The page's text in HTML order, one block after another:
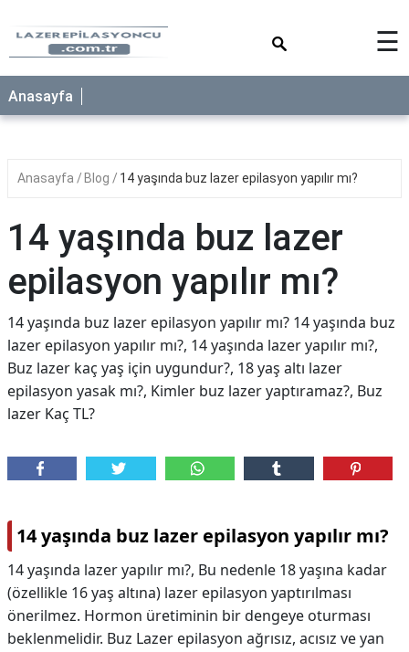
☰
Anasayfa
Anasayfa Blog 14 yaşında buz lazer epilasyon yapılır mı?
14 yaşında buz lazer
epilasyon yapılır mı?
14 yaşında buz lazer epilasyon yapılır mı? 14 yaşında buz
lazer epilasyon yapılır mı?, 14 yaşında lazer yapılır mı?,
Buz lazer kaç yaş için uygundur?, 18 yaş altı lazer
epilasyon yasak mı?, Kimler buz lazer yaptıramaz?, Buz
lazer Kaç TL?
14 yaşında buz lazer epilasyon yapılır mı?
14 yaşında lazer yapılır mı?, Bu nedenle 18 yaşına kadar
(özellikle 16 yaş altına) lazer epilasyon yaptırılması
önerilmez. Hormon üretiminin bir dengeye oturması
beklenmelidir. Buz Lazer epilasyon ağrısız, acısız ve yan